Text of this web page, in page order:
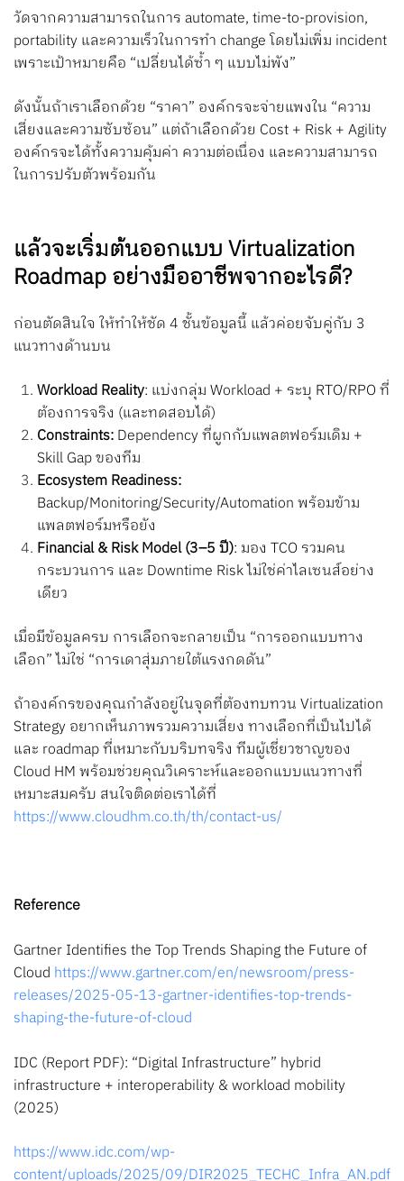
วัดจากความสามารถในการ automate, time-to-provision,
portability และความเร็วในการทำ change โดยไม่เพิ่ม incident
เพราะเป้าหมายคือ “เปลี่ยนได้ซ้ำ ๆ แบบไม่พัง”
ดังนั้นถ้าเราเลือกด้วย “ราคา” องค์กรจะจ่ายแพงใน “ความ
เสี่ยงและความซับซ้อน” แต่ถ้าเลือกด้วย Cost + Risk + Agility
องค์กรจะได้ทั้งความคุ้มค่า ความต่อเนื่อง และความสามารถ
ในการปรับตัวพร้อมกัน
แล้วจะเริ่มต้นออกแบบ Virtualization
Roadmap อย่างมืออาชีพจากอะไรดี?
ก่อนตัดสินใจ ให้ทำให้ชัด 4 ชั้นข้อมูลนี้ แล้วค่อยจับคู่กับ 3
แนวทางด้านบน
Workload Reality: แบ่งกลุ่ม Workload + ระบุ RTO/RPO ที่
ต้องการจริง (และทดสอบได้)
Constraints:Dependency ที่ผูกกับแพลตฟอร์มเดิม +
Skill Gap ของทีม
Ecosystem Readiness:
Backup/Monitoring/Security/Automation พร้อมข้าม
แพลตฟอร์มหรือยัง
Financial & Risk Model (3–5 ปี): มอง TCO รวมคน
กระบวนการ และ Downtime Risk ไม่ใช่ค่าไลเซนส์อย่าง
เดียว
เมื่อมีข้อมูลครบ การเลือกจะกลายเป็น “การออกแบบทาง
เลือก” ไม่ใช่ “การเดาสุ่มภายใต้แรงกดดัน”
ถ้าองค์กรของคุณกำลังอยู่ในจุดที่ต้องทบทวน Virtualization
Strategy อยากเห็นภาพรวมความเสี่ยง ทางเลือกที่เป็นไปได้
และ roadmap ที่เหมาะกับบริบทจริง ทีมผู้เชี่ยวชาญของ
Cloud HM พร้อมช่วยคุณวิเคราะห์และออกแบบแนวทางที่
เหมาะสมครับ สนใจติดต่อเราได้ที่
https://www.cloudhm.co.th/th/contact-us/
Reference
Gartner Identifies the Top Trends Shaping the Future of
Cloud https://www.gartner.com/en/newsroom/press-
releases/2025-05-13-gartner-identifies-top-trends-
shaping-the-future-of-cloud
IDC (Report PDF): “Digital Infrastructure” hybrid
infrastructure + interoperability & workload mobility
(2025)
https://www.idc.com/wp-
content/uploads/2025/09/DIR2025_TECHC_Infra_AN.pdf